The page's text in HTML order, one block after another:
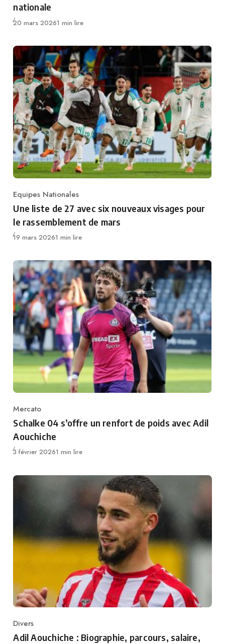
nationale
Publié
20 mars 20261 min lire
Category
Equipes Nationales
Une liste de 27 avec six nouveaux visages pour
le rassemblement de mars
Publié
19 mars 20261 min lire
Category
Mercato
Schalke 04 s’offre un renfort de poids avec Adil
Aouchiche
Publié
3 février 20261 min lire
Category
Divers
Adil Aouchiche : Biographie, parcours, salaire,